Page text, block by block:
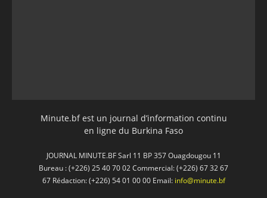
Minute.bf est un journal d’information continu
en ligne du Burkina Faso
JOURNAL MINUTE.BF Sarl 11 BP 357 Ouagdougou 11
Bureau : (+226) 25 40 70 02 Commercial: (+226) 67 32 67
67 Rédaction: (+226) 54 01 00 00 Email: info@minute.bf